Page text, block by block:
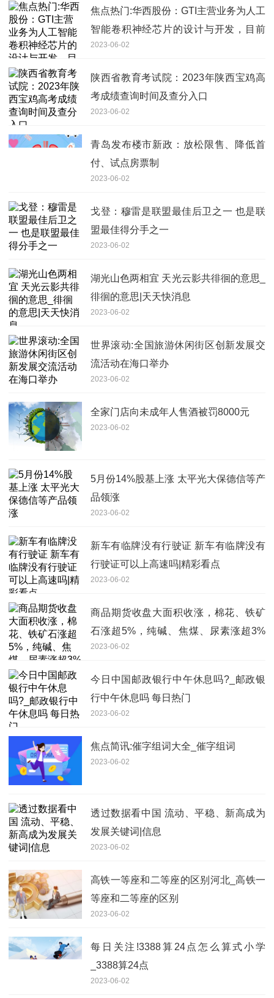
焦点热门:华西股份：GTI主营业务为人工
智能卷积神经芯片的设计与开发，目前
暂未量产
2023-06-02
陕西省教育考试院：2023年陕西宝鸡高
考成绩查询时间及查分入口
2023-06-02
青岛发布楼市新政：放松限售、降低首
付、试点房票制
2023-06-02
戈登：穆雷是联盟最佳后卫之一 也是联
盟最佳得分手之一
2023-06-02
湖光山色两相宜 天光云影共徘徊的意思_
徘徊的意思|天天快消息
2023-06-02
世界滚动:全国旅游休闲街区创新发展交
流活动在海口举办
2023-06-02
全家门店向未成年人售酒被罚8000元
2023-06-02
5月份14%股基上涨 太平光大保德信等产
品领涨
2023-06-02
新车有临牌没有行驶证 新车有临牌没有
行驶证可以上高速吗|精彩看点
2023-06-02
商品期货收盘大面积收涨，棉花、铁矿
石涨超5%，纯碱、焦煤、尿素涨超3%
环球快资讯
2023-06-02
今日中国邮政银行中午休息吗?_邮政银
行中午休息吗 每日热门
2023-06-02
焦点简讯:催字组词大全_催字组词
2023-06-02
透过数据看中国 流动、平稳、新高成为
发展关键词|信息
2023-06-02
高铁一等座和二等座的区别河北_高铁一
等座和二等座的区别
2023-06-02
每日关注!3388算24点怎么算式小学
_3388算24点
2023-06-02